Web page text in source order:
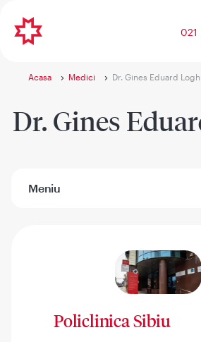
021
Acasa Medici Dr. Gines Eduard
Dr. Gines
Meniu
Policlinica Sibiu